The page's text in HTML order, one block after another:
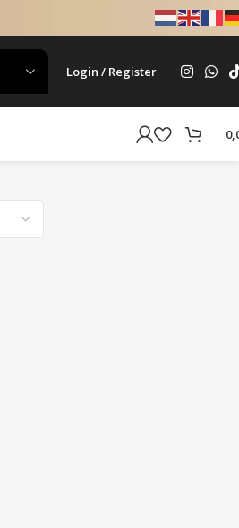
Login / Register